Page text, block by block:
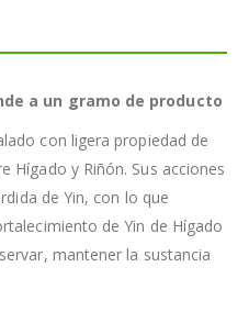
a un gramo de producto
con ligera propiedad de
Hígado y Riñón. Sus acciones
de Yin, con lo que
de Yin de Hígado
mantener la sustancia